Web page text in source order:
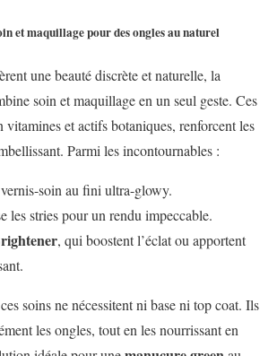
et maquillage pour des ongles au naturel
une beauté discrète et naturelle, la
soin et maquillage en un seul geste. Ces
vitamines et actifs botaniques, renforcent les
Parmi les incontournables :
soin au fini ultra-glowy.
les stries pour un rendu impeccable.
, qui boostent l’éclat ou apportent
soins ne nécessitent ni base ni top coat. Ils
les ongles, tout en les nourrissant en